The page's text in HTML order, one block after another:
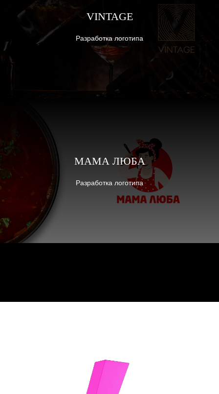
VINTAGE
Разработка логотипа
МАМА ЛЮБА
Разработка логотипа